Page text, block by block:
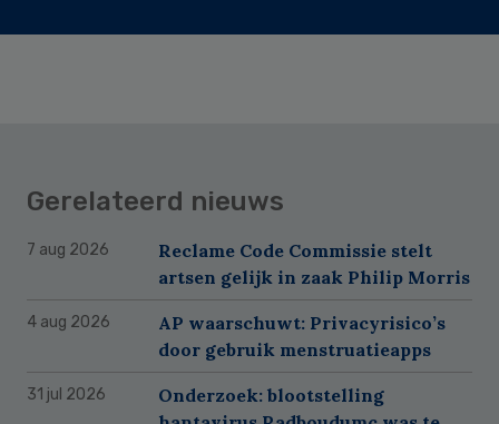
Gerelateerd nieuws
7 aug 2026
Reclame Code Commissie stelt
artsen gelijk in zaak Philip Morris
4 aug 2026
AP waarschuwt: Privacyrisico’s
door gebruik menstruatieapps
31 jul 2026
Onderzoek: blootstelling